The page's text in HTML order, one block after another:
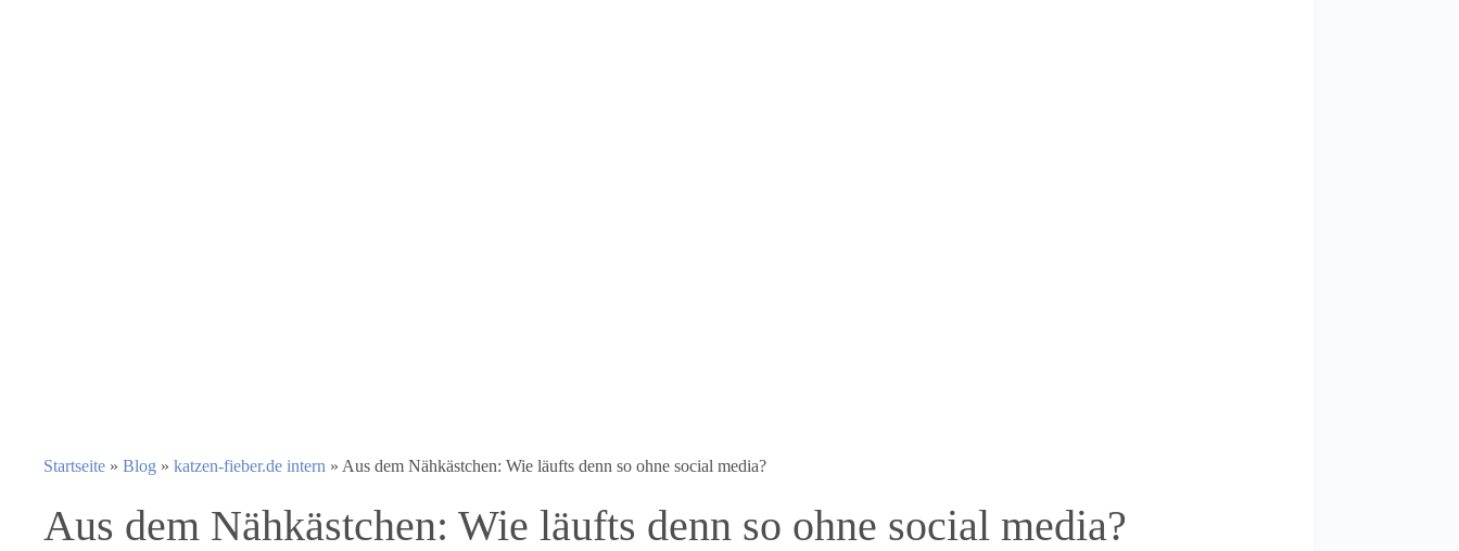
Startseite » Blog » katzen-fieber.de intern » Aus dem Nähkästchen: Wie läufts denn so ohne social media?
Aus dem Nähkästchen: Wie läufts denn so ohne social media?